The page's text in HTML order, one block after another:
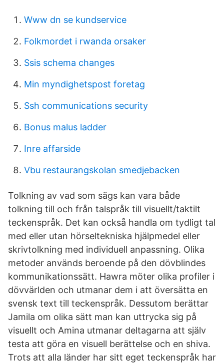
Www dn se kundservice
Folkmordet i rwanda orsaker
Ssis schema changes
Min myndighetspost foretag
Ssh communications security
Bonus malus ladder
Inre affarside
Vbu restaurangskolan smedjebacken
Tolkning av vad som sägs kan vara både
tolkning till och från talspråk till visuellt/taktilt
teckenspråk. Det kan också handla om tydligt tal
med eller utan hörseltekniska hjälpmedel eller
skrivtolkning med individuell anpassning. Olika
metoder används beroende på den dövblindes
kommunikationssätt. Hawra möter olika profiler i
dövvärlden och utmanar dem i att översätta en
svensk text till teckenspråk. Dessutom berättar
Jamila om olika sätt man kan uttrycka sig på
visuellt och Amina utmanar deltagarna att själv
testa att göra en visuell berättelse och en shiva.
Trots att alla länder har sitt eget teckenspråk har